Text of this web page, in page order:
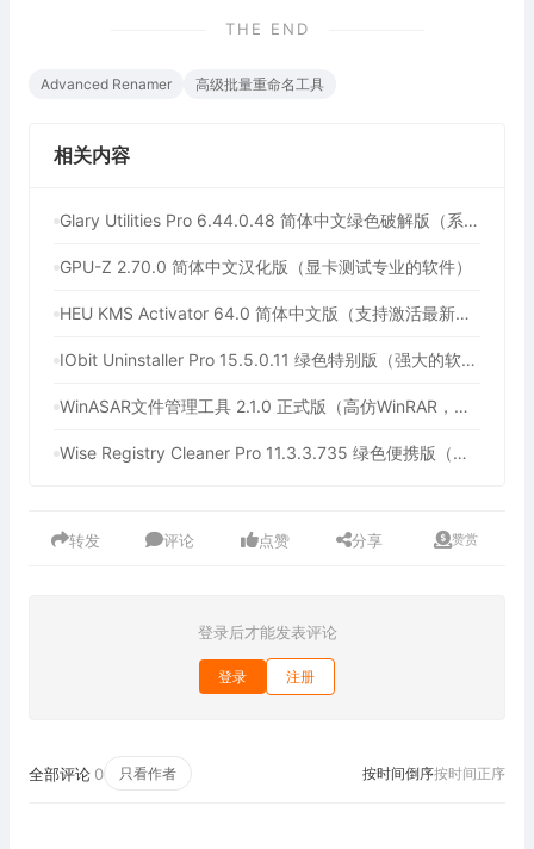
THE END
Advanced Renamer 高级批量重命名工具
相关内容
Glary Utilities Pro 6.44.0.48 简体中文绿色破解版（系统维护军刀）
GPU-Z 2.70.0 简体中文汉化版（显卡测试专业的软件）
HEU KMS Activator 64.0 简体中文版（支持激活最新版Windows/Office离线永久激活）
IObit Uninstaller Pro 15.5.0.11 绿色特别版（强大的软件卸载工具）
WinASAR文件管理工具 2.1.0 正式版（高仿WinRAR，最好用的Electron ASAR文件打包/解包工具、压缩/解压工具）
Wise Registry Cleaner Pro 11.3.3.735 绿色便携版（注册表清理工具）
转发 评论 点赞 分享 赞赏
登录后才能发表评论
登录 注册
全部评论 0 只看作者 按时间倒序按时间正序